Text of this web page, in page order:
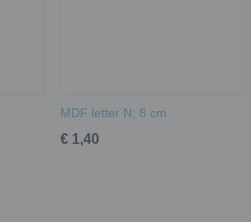
MDF letter N; 8 cm
€ 1,40